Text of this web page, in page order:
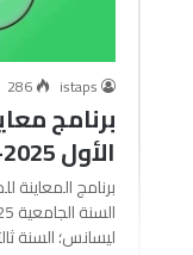
istaps
286
برنامج
الأول 2025-2026
برنامج
ليسانس؛ السنة